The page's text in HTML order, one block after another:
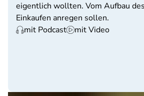
eigentlich wollten. Vom Aufbau
Einkaufen anregen sollen.
mit Podcast
mit Video